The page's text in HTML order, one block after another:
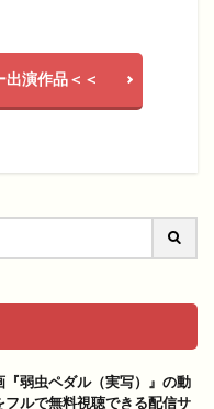
出演作品＜＜
『弱虫ペダル（実写）』の動
フルで無料視聴できる配信サ